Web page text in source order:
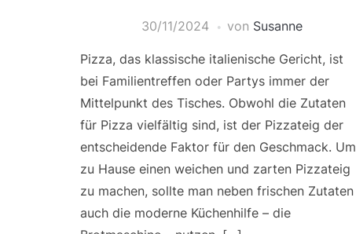
30/11/2024 von Susanne
Pizza, das klassische italienische Gericht, ist
bei Familientreffen oder Partys immer der
Mittelpunkt des Tisches. Obwohl die Zutaten
für Pizza vielfältig sind, ist der Pizzateig der
entscheidende Faktor für den Geschmack. Um
zu Hause einen weichen und zarten Pizzateig
zu machen, sollte man neben frischen Zutaten
auch die moderne Küchenhilfe – die